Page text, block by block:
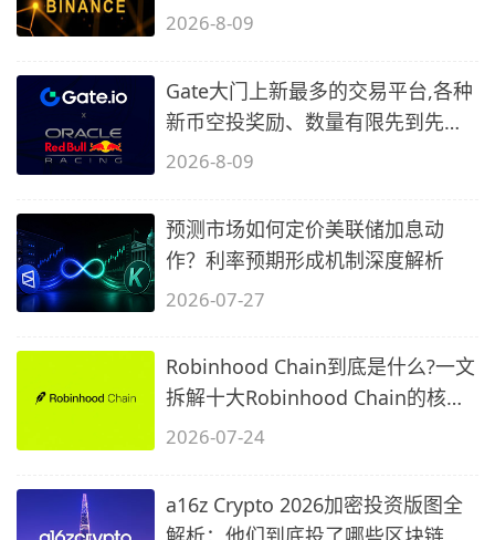
2)
2026-8-09
Gate大门上新最多的交易平台,各种
新币空投奖励、数量有限先到先
得…
2026-8-09
预测市场如何定价美联储加息动
作？利率预期形成机制深度解析
2026-07-27
Robinhood Chain到底是什么?一文
拆解十大Robinhood Chain的核心
问题
2026-07-24
a16z Crypto 2026加密投资版图全